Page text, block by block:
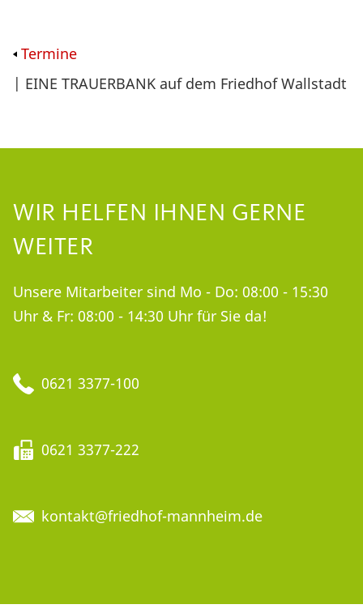
Termine
| EINE TRAUERBANK auf dem Friedhof Wallstadt
WIR HELFEN IHNEN GERNE
WEITER
Unsere Mitarbeiter sind Mo - Do: 08:00 - 15:30
Uhr & Fr: 08:00 - 14:30 Uhr für Sie da!
0621 3377-100
0621 3377-222
kontakt@friedhof-mannheim.de